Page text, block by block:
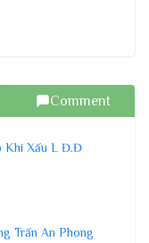
Comment
Khí Xấu L Đ.Đ
Trấn An Phong